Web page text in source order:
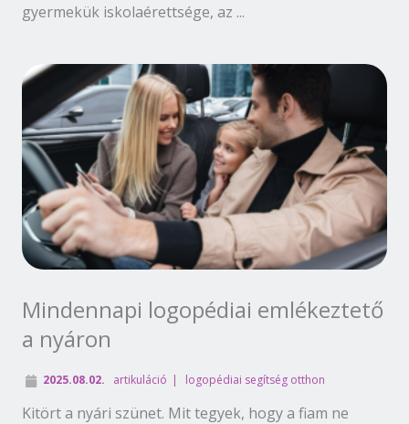
gyermekük iskolaérettsége, az ...
Mindennapi logopédiai emlékeztető
a nyáron
2025.08.02. artikuláció logopédiai segítség otthon
Kitört a nyári szünet. Mit tegyek, hogy a fiam ne